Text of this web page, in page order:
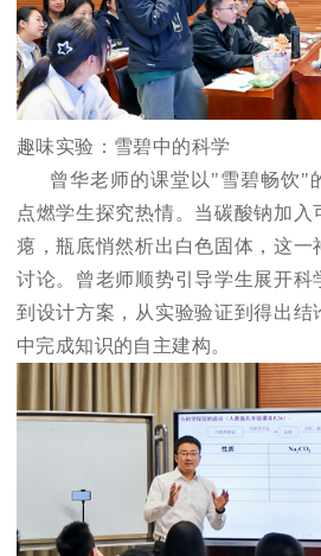
趣味实验：雪碧中的科学
曾华老师的课堂以"雪碧畅饮"
点燃学生探究热情。当碳酸钠加
瘪，瓶底悄然析出白色固体，这一
讨论。曾老师顺势引导学生展开科
到设计方案，从实验验证到得出结
中完成知识的自主建构。